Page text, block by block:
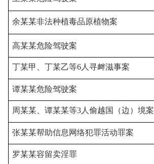
余某某非法种植毒品原植物案
高某某危险驾驶案
丁某甲 、丁某乙等6人寻衅滋事案
谭某某危险驾驶案
周某某、谭某某等3人偷越国（边）境案
张某某帮助信息网络犯罪活动罪案
罗某某容留卖淫罪